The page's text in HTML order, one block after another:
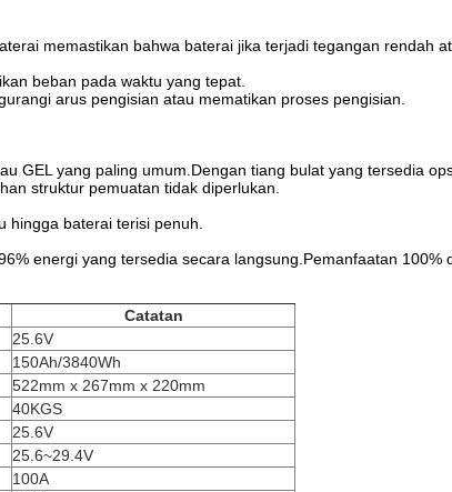
memastikan bahwa baterai jika terjadi tegangan rendah
beban pada waktu yang tepat.
arus pengisian atau mematikan proses pengisian.
GEL yang paling umum.Dengan tiang bulat yang tersedia
struktur pemuatan tidak diperlukan.
hingga baterai terisi penuh.
energi yang tersedia secara langsung.Pemanfaatan
Catatan
25.6V
150Ah/3840Wh
522mm x 267mm x 220mm
40KGS
25.6V
25.6~29.4V
100A